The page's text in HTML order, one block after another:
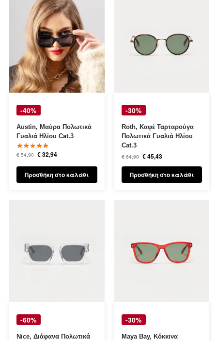
-40%
Austin, Μαύρα Πολωτικά
Γυαλιά Ηλίου Cat.3
€54,90 €32,94
Προσθήκη στο καλάθι
-30%
Roth, Καφέ Ταρταρούγα
Πολωτικά Γυαλιά Ηλίου
Cat.3
€64,90 €45,43
Προσθήκη στο καλάθι
-60%
Nice, Διάφανα Πολωτικά
-30%
Maya Bay, Κόκκινα